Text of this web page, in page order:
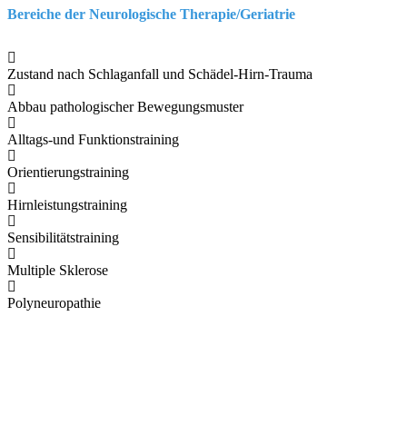
Bereiche der Neurologische Therapie/Geriatrie
Zustand nach Schlaganfall und Schädel-Hirn-Trauma
Abbau pathologischer Bewegungsmuster
Alltags-und Funktionstraining
Orientierungstraining
Hirnleistungstraining
Sensibilitätstraining
Multiple Sklerose
Polyneuropathie